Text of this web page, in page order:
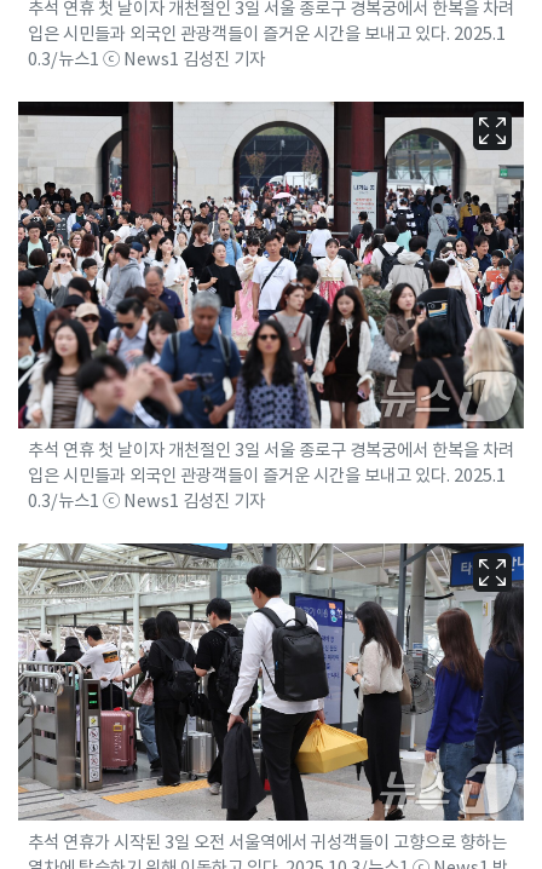
추석 연휴 첫 날이자 개천절인 3일 서울 종로구 경복궁에서 한복을 차려
입은 시민들과 외국인 관광객들이 즐거운 시간을 보내고 있다. 2025.1
0.3/뉴스1 ⓒ News1 김성진 기자
추석 연휴 첫 날이자 개천절인 3일 서울 종로구 경복궁에서 한복을 차려
입은 시민들과 외국인 관광객들이 즐거운 시간을 보내고 있다. 2025.1
0.3/뉴스1 ⓒ News1 김성진 기자
추석 연휴가 시작된 3일 오전 서울역에서 귀성객들이 고향으로 향하는